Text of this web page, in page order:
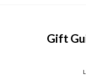
Gift